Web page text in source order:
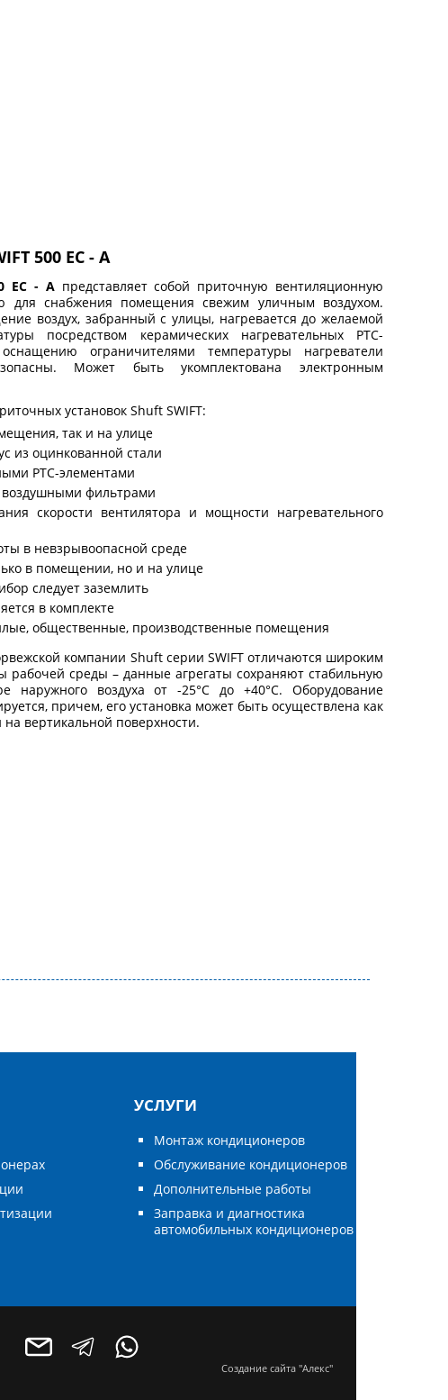
500 EC - A
EC - Aпредставляет собой приточную вентиляционную
для снабжения помещения свежим уличным воздухом.
воздух, забранный с улицы, нагревается до желаемой
посредством керамических нагревательных PTC-
ограничителями температуры нагреватели
Может быть укомплектована электронным
установок Shuft SWIFT:
так и на улице
из оцинкованной стали
PTC-элементами
фильтрами
скорости вентилятора и мощности нагревательного
в невзрывоопасной среде
в помещении, но и на улице
следует заземлить
в комплекте
общественные, производственные помещения
компании Shuft серии SWIFT отличаются широким
рабочей среды – данные агрегаты сохраняют стабильную
наружного воздуха от -25°С до +40°С. Оборудование
причем, его установка может быть осуществлена как
на вертикальной поверхности.
УСЛУГИ
Монтаж кондиционеров
Обслуживание кондиционеров
Дополнительные работы
Заправка и диагностика
автомобильных кондиционеров
Создание сайта "Алекс"